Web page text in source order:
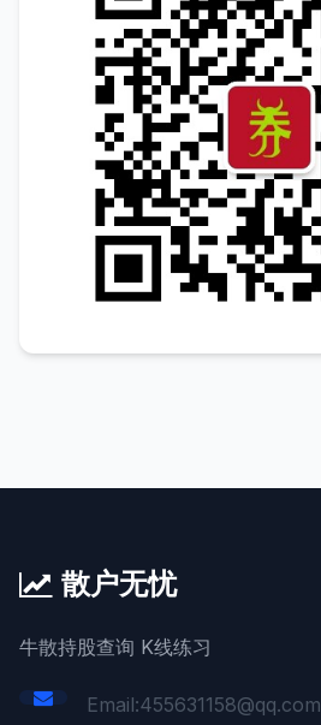
散户无忧
牛散持股查询 K线练习
Email:455631158@qq.com